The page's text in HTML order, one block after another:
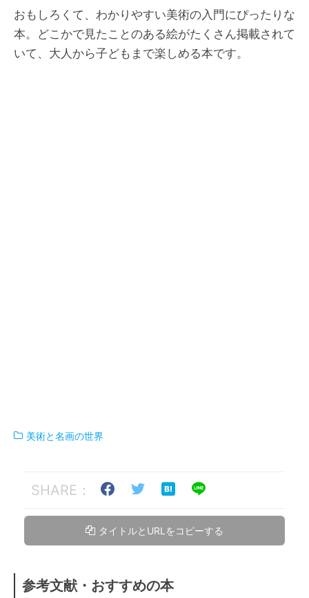
おもしろくて、わかりやすい美術の入門にぴったりな
本。どこかで見たことのある絵がたくさん掲載されて
いて、大人から子どもまで楽しめる本です。
美術と名画の世界
SHARE：
タイトルとURLをコピーする
参考文献・おすすめの本